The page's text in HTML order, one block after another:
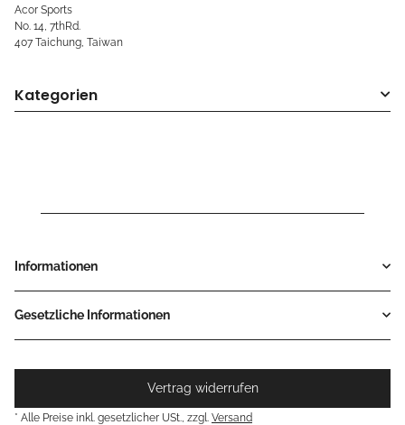
Acor Sports
No. 14, 7thRd.
407 Taichung, Taiwan
Kategorien
Informationen
Gesetzliche Informationen
Vertrag widerrufen
* Alle Preise inkl. gesetzlicher USt., zzgl. Versand